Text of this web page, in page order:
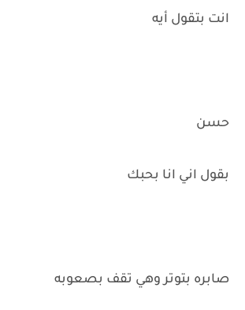
انت بتقول أيه
حسن
بقول اني انا بحبك
صابره بتوتر وهي تقف بصعوبه